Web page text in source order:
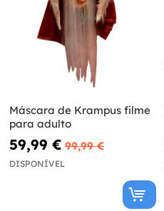
Máscara de Krampus filme
para adulto
59,99 € 99,99 €
DISPONÍVEL